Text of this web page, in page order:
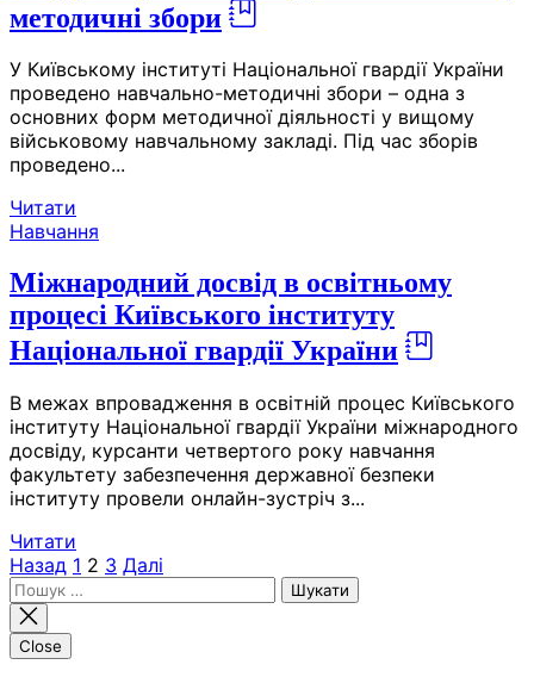
методичні збори
У Київському інституті Національної гвардії України
проведено навчально-методичні збори – одна з
основних форм методичної діяльності у вищому
військовому навчальному закладі. Під час зборів
проведено...
Читати
Навчання
Міжнародний досвід в освітньому
процесі Київського інституту
Національної гвардії України
В межах впровадження в освітній процес Київського
інституту Національної гвардії України міжнародного
досвіду, курсанти четвертого року навчання
факультету забезпечення державної безпеки
інституту провели онлайн-зустріч з...
Читати
Пагінація
записів
Назад 1 2 3 Далі
Пошук:
Close